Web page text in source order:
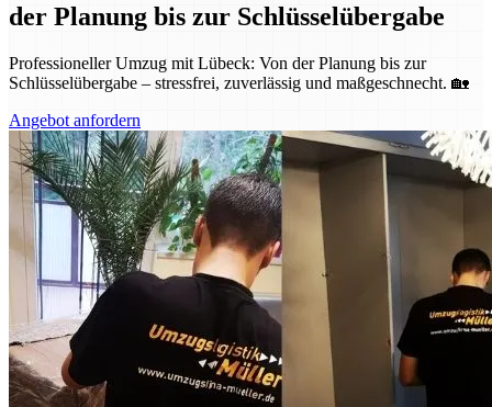
der Planung bis zur Schlüsselübergabe
Professioneller Umzug mit Lübeck: Von der Planung bis zur
Schlüsselübergabe – stressfrei, zuverlässig und maßgeschnecht. 🏡
Angebot anfordern